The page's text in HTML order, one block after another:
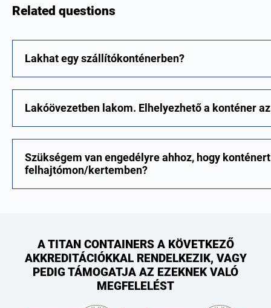
Related questions
Lakhat egy szállítókonténerben?
Lakóövezetben lakom. Elhelyezhető a konténer
Szükségem van engedélyre ahhoz, hogy
felhajtómon/kertemben?
A TITAN CONTAINERS A KÖVETKEZŐ
AKKREDITÁCIÓKKAL RENDELKEZIK, VAGY
PEDIG TÁMOGATJA AZ EZEKNEK VALÓ
MEGFELELÉST